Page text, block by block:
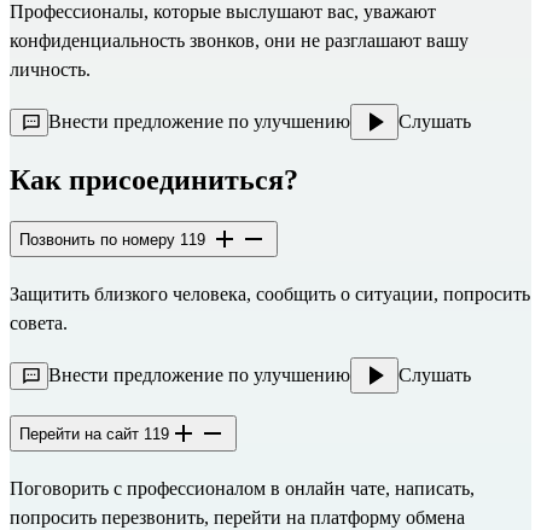
Профессионалы, которые выслушают вас, уважают
конфиденциальность звонков, они не разглашают вашу
личность.
Внести предложение по улучшению Слушать
Как присоединиться?
Позвонить по номеру 119
Защитить близкого человека, сообщить о ситуации, попросить
совета.
Внести предложение по улучшению Слушать
Перейти на сайт 119
Поговорить с профессионалом в онлайн чате, написать,
попросить перезвонить, перейти на платформу обмена